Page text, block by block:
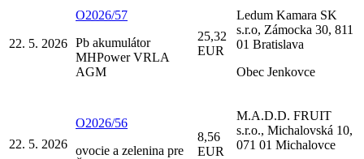
22. 5. 2026
O2026/57
Pb akumulátor
MHPower VRLA
AGM
25,32
EUR
Ledum Kamara SK
s.r.o, Zámocka 30, 811
01 Bratislava
Obec Jenkovce
22. 5. 2026
O2026/56
ovocie a zelenina pre
8,56
EUR
M.A.D.D. FRUIT
s.r.o., Michalovská 10,
071 01 Michalovce